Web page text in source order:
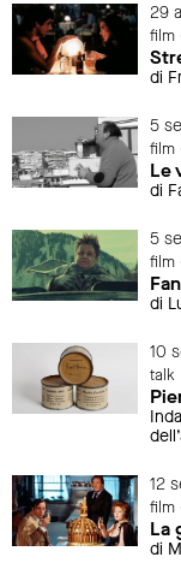
29
film
di
5
film
Le
di
5
film
di
10
talk
12
film
La
di